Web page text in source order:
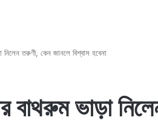
তরুণী, কেন জানলে বিশ্বাস হবেনা
বাথরুম ভাড়া